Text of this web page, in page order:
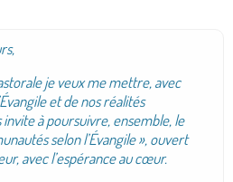
je veux me mettre, avec
et de nos réalités
invite à poursuivre, ensemble, le
selon l’Évangile », ouvert
avec l’espérance au cœur.